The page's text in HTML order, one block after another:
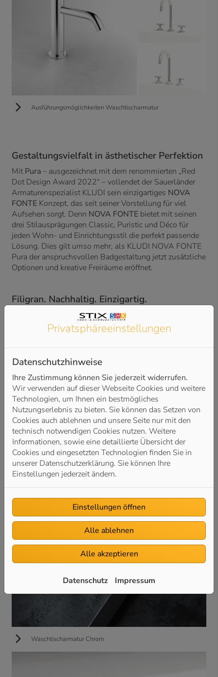
Ausführungsmöglichkeiten Waschtischarmatur
Gestaltungsvielfalt in ästhetischer Perfektion
MitPura– ausgezeichnet mit dem renommierten „Red
Dot Design Award 2022“ – vollendet der Sauerländer
Armaturenspezialist KLUDI sein einzigartiges NOVA
FONTE Konzept, das seit seiner Vorstellung für viel
Aufsehen sorgt. Denn NOVA FONTE bietet mit seinen
drei Stilausprägungen Classic, Puristic und Déco für
jeden Wohn- und Einrichtungsstil die perfekt passende
Lösung. Dies gilt umso mehr, als KLUDI NOVA FONTE
Pura der anspruchsvollen Badgestaltung jetzt zusätzliche
Optionen und kreative Freiräume eröffnet.
Filigran. Nachhaltig. Einzigartig.
Das extrem filigrane Design und die reduzierten
Dimensionen aller NOVA FONTE Pura Modelle
ermöglichen eine merkliche Verringerung des
Materialeinsatzes bei der Herstellung. Dies spart spürbar
Rohstoffe und Energie. Aber auch der auf fünf Liter pro
Minute gesenkte Wasserdurchfluss schont Umwelt und
Ressourcen. Damit wird Pura den Anforderungen
zeitgemäßer Nachhaltigkeit in besonderer Weise gerecht.
Waschtischarmatur Chrom
Privatsphäre­einstellungen
Datenschutzhinweise
Ihre Zustimmung können Sie jederzeit widerrufen.
Wir verwenden auf dieser Webseite Cookies und weitere
Technologien, um Ihnen ein bestmögliches
Nutzungserlebnis zu bieten. Sie können das Setzen von
Cookies auch ablehnen und unsere Seite nur mit den
technisch notwendigen Cookies nutzen. Weitere
Informationen, sowie eine detaillierte Übersicht der
Cookies und eingesetzten Technologien finden Sie in
unserer Datenschutzerklärung. Sie können Ihre
Einstellungen jederzeit ändern.
Einstellungen öffnen
Alle ablehnen
Alle akzeptieren
Datenschutz Impressum